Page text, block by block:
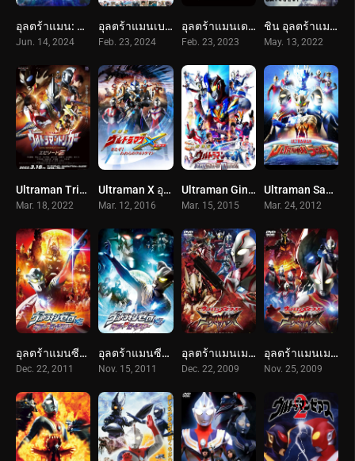
อุลตร้าแมน: ผงาด (2024) Ultraman: Rising
Jun. 14, 2024
อุลตร้าแมนเบลซาร์ มหันตภัยเดือดถล่มโตเกียว (2024) Ultraman Blazar The Movie: Tokyo Kaiju Showdown
Feb. 23, 2024
อุลตร้าแมนเดกเกอร์ การเดินทางสู่อนาคต (2023) Ultraman Decker Finale: Journey to Beyond
Feb. 23, 2023
ชิน อุลตร้าแมน (2022) Shin Ultraman
May. 13, 2022
Ultraman Trigger episode z (2022)
Mar. 18, 2022
Ultraman X อุลตร้าแมนเอ็กซ์ เดอะ มูฟวี่ (2016) Ultraman X The Movie: Here He Comes! Our Ultraman
Mar. 12, 2016
Ultraman Ginga S The Movie อุลตร้าแมนกิงกะ เอส เดอะมูฟวี (2015)
Mar. 15, 2015
Ultraman Saga อุลตร้าแมนซาก้า (2012)
Mar. 24, 2012
อุลตร้าแมนซีโร่ คิลเลอร์บีทสตาร์ (2011) Ultraman Zero Side Story: Killer the Beatstar – Stage II: Oath of the Meteor
Dec. 22, 2011
อุลตร้าแมนซีโร่ คิลเลอร์บีทสตาร์ (2011) Ultraman Zero Side Story: Killer the Beatstar – Stage I: Universe of Steel
Nov. 15, 2011
อุลตร้าแมนเมบิอุส ภาคพิเศษ โกสท์รีเบิร์ธ (2009) Ultraman Mebius Gaiden Ghost Rebirth STAGE 2
Dec. 22, 2009
อุลตร้าแมนเมบิอุส ภาคพิเศษ โกสท์รีเบิร์ธ (2009) Ultraman Mebius Gaiden Ghost Rebirth STAGE 1
Nov. 25, 2009